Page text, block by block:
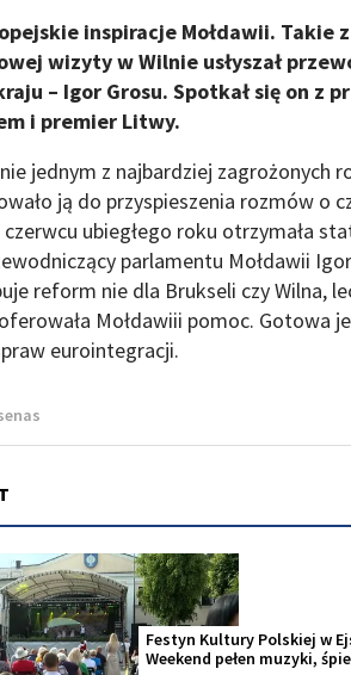
inspiracje Mołdawii. Takie
wizyty w Wilnie usłyszał
– Igor Grosu. Spotkał się on z
i premier Litwy.
jednym z najbardziej zagrożonych
ją do przyspieszenia rozmów o
czerwcu ubiegłego roku otrzymała
parlamentu Mołdawii
reform nie dla Brukseli czy Wilna,
Mołdawiii pomoc. Gotowa
eurointegracji.
Festyn Kultury Polskiej w
Weekend pełen muzyki,